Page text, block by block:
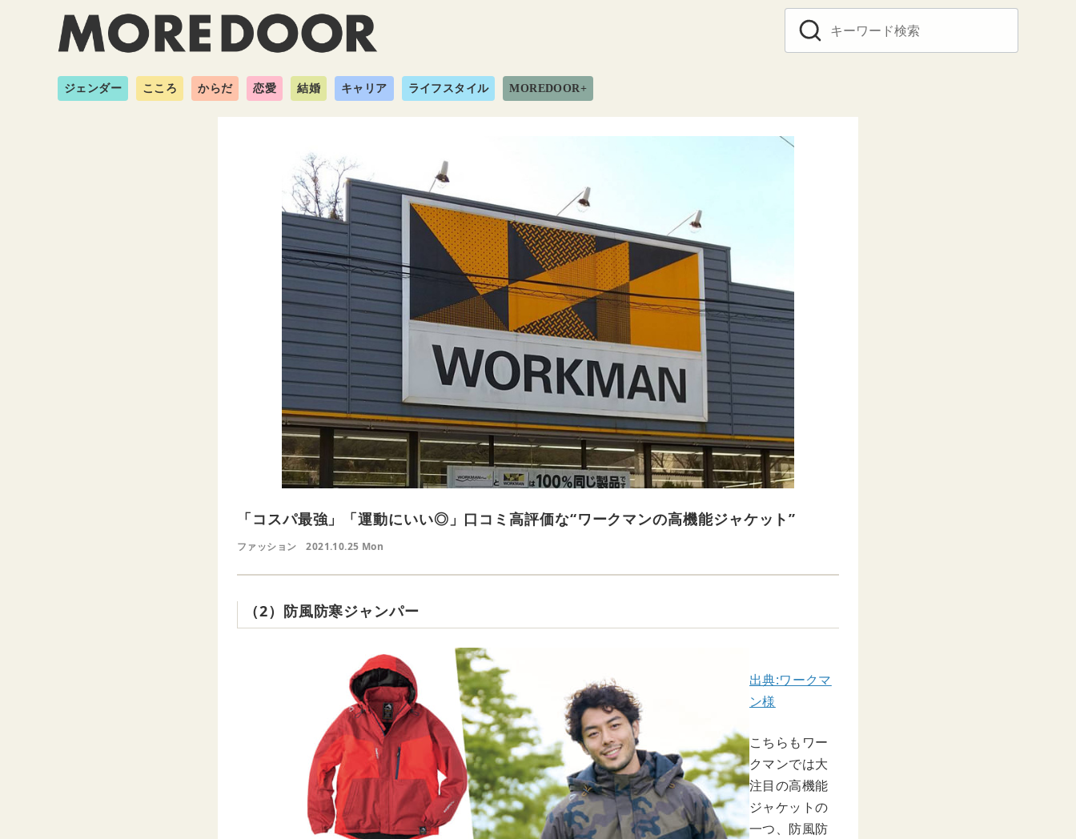
ジェンダー こころ からだ 恋愛 結婚 キャリア ライフスタイル MOREDOOR+
「コスパ最強」「運動にいい◎」口コミ高評価な“ワークマンの高機能ジャケット”
ファッション 2021.10.25 Mon
（2）防風防寒ジャンパー
出典:ワークマ
ン様
こちらもワー
クマンでは大
注目の高機能
ジャケットの
一つ、防風防